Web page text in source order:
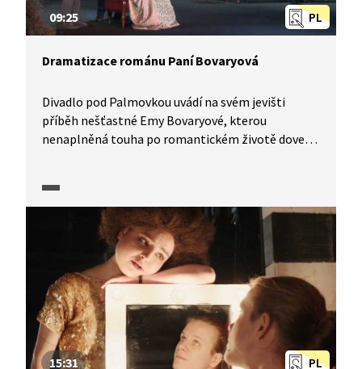
PL
09:25
Dramatizace románu Paní Bovaryová
Divadlo pod Palmovkou uvádí na svém jevišti
příběh nešťastné Emy Bovaryové, kterou
nenaplněná touha po romantickém životě dovede
PL
15:31